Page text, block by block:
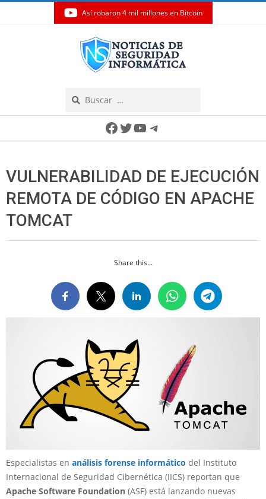
Así robaron 4 mil millones en Bitcoin
Facebook
Twitter
YouTube
Telegram
VULNERABILIDAD DE EJECUCIÓN
REMOTA DE CÓDIGO EN APACHE
TOMCAT
Share this...
Especialistas en análisis forense informático del Instituto
Internacional de Seguridad Cibernética (IICS) reportan que
Apache Software Foundation (ASF) está lanzando nuevas